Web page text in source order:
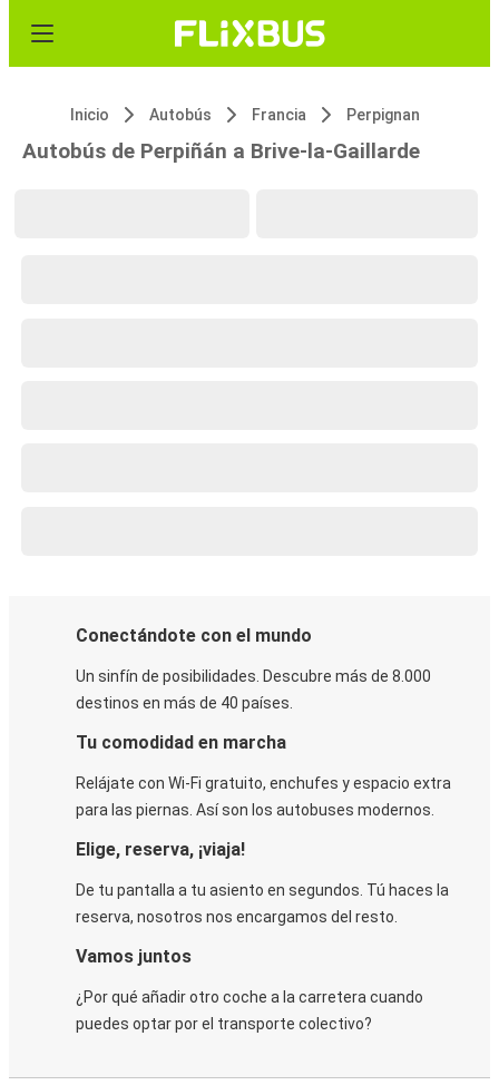
Inicio Autobús Francia Perpignan
Autobús de Perpiñán a Brive-la-Gaillarde
Conectándote con el mundo
Un sinfín de posibilidades. Descubre más de 8.000
destinos en más de 40 países.
Tu comodidad en marcha
Relájate con Wi-Fi gratuito, enchufes y espacio extra
para las piernas. Así son los autobuses modernos.
Elige, reserva, ¡viaja!
De tu pantalla a tu asiento en segundos. Tú haces la
reserva, nosotros nos encargamos del resto.
Vamos juntos
¿Por qué añadir otro coche a la carretera cuando
puedes optar por el transporte colectivo?